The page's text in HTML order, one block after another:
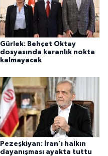
Gürlek: Behçet Oktay
dosyasında karanlık nokta
kalmayacak
Pezeşkiyan: İran’ı halkın
dayanışması ayakta tuttu